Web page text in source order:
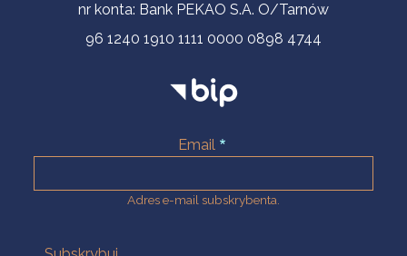
nr konta: Bank PEKAO S.A. O/Tarnów
96 1240 1910 1111 0000 0898 4744
Email
Adres e-mail subskrybenta.